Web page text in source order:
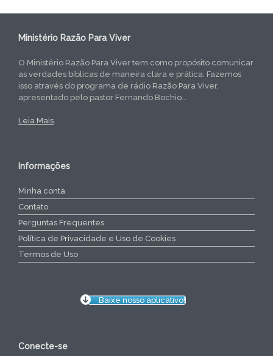
Ministério Razão Para Viver
O Ministério Razão Para Viver tem como propósito comunicar
as verdades bíblicas de maneira clara e prática. Fazemos
isso através do programa de rádio Razão Para Viver,
apresentado pelo pastor Fernando Bochio...
Leia Mais.
Informações
Minha conta
Contato
Perguntas Frequentes
Política de Privacidade e Uso de Cookies
Termos de Uso
Baixe nosso aplicativo!
Conecte-se